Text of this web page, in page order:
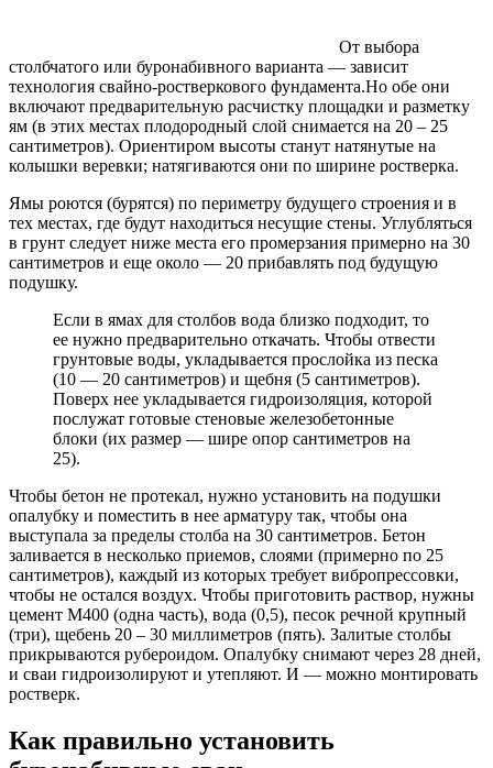
От выбора
столбчатого или буронабивного варианта — зависит
технология свайно-ростверкового фундамента.Но обе они
включают предварительную расчистку площадки и разметку
ям (в этих местах плодородный слой снимается на 20 – 25
сантиметров). Ориентиром высоты станут натянутые на
колышки веревки; натягиваются они по ширине ростверка.
Ямы роются (бурятся) по периметру будущего строения и в
тех местах, где будут находиться несущие стены. Углубляться
в грунт следует ниже места его промерзания примерно на 30
сантиметров и еще около — 20 прибавлять под будущую
подушку.
Если в ямах для столбов вода близко подходит, то
ее нужно предварительно откачать. Чтобы отвести
грунтовые воды, укладывается прослойка из песка
(10 — 20 сантиметров) и щебня (5 сантиметров).
Поверх нее укладывается гидроизоляция, которой
послужат готовые стеновые железобетонные
блоки (их размер — шире опор сантиметров на
25).
Чтобы бетон не протекал, нужно установить на подушки
опалубку и поместить в нее арматуру так, чтобы она
выступала за пределы столба на 30 сантиметров. Бетон
заливается в несколько приемов, слоями (примерно по 25
сантиметров), каждый из которых требует вибропрессовки,
чтобы не остался воздух. Чтобы приготовить раствор, нужны
цемент М400 (одна часть), вода (0,5), песок речной крупный
(три), щебень 20 – 30 миллиметров (пять). Залитые столбы
прикрываются рубероидом. Опалубку снимают через 28 дней,
и сваи гидроизолируют и утепляют. И — можно монтировать
ростверк.
Как правильно установить